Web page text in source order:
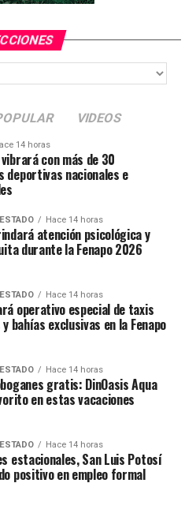
VIDEOS
14 horas
con más de 30
deportivas nacionales e
Hace 14 horas
atención psicológica y
durante la Fenapo 2026
Hace 14 horas
operativo especial de taxis
bahías exclusivas en la Fenapo
Hace 14 horas
gratis: DinOasis Aqua
en estas vacaciones
Hace 14 horas
estacionales, San Luis Potosí
positivo en empleo formal